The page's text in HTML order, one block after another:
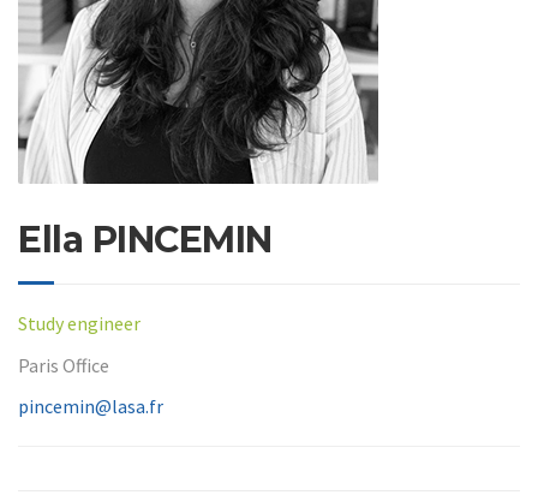
Ella PINCEMIN
Study engineer
Paris Office
pincemin@lasa.fr